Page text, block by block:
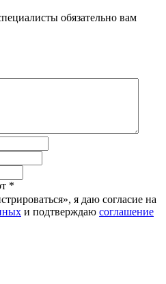
обязательно вам
*
я даю согласие на
и подтверждаю соглашение